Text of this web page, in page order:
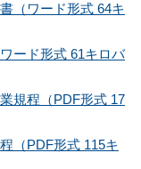
（ワード形式 64キ
ード形式 61キロバ
規程（PDF形式 17
（PDF形式 115キ